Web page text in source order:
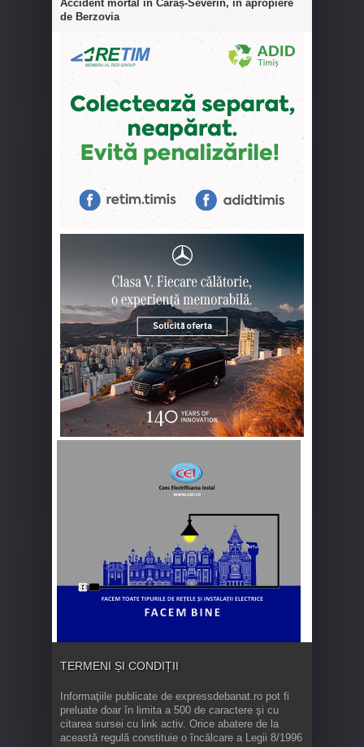
Accident mortal în Caraș-Severin, în apropiere
de Berzovia
TERMENI ȘI CONDIȚII
Informaţiile publicate de expressdebanat.ro pot fi
preluate doar în limita a 500 de caractere şi cu
citarea sursei cu link activ. Orice abatere de la
această regulă constituie o încălcare a Legii 8/1996